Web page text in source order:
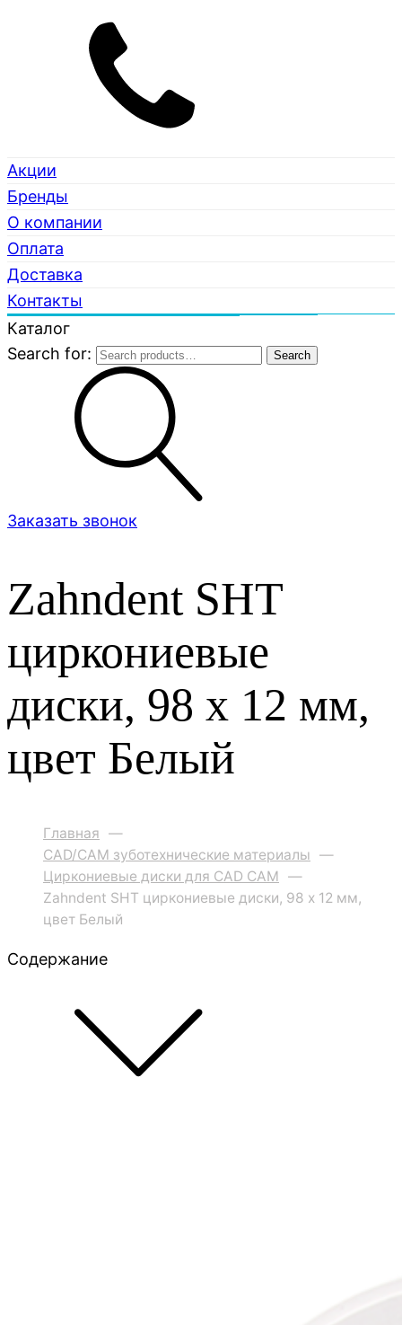
Акции
Бренды
О компании
Оплата
Доставка
Контакты
Каталог
Search for:
Search
Заказать звонок
Zahndent SHT
циркониевые
диски, 98 х 12 мм,
цвет Белый
Главная —
CAD/CAM зуботехнические материалы —
Циркониевые диски для CAD CAM —
Zahndent SHT циркониевые диски, 98 х 12 мм,
цвет Белый
Содержание